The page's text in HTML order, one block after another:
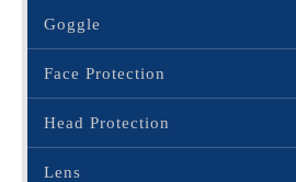
Goggle
Face Protection
Head Protection
Lens